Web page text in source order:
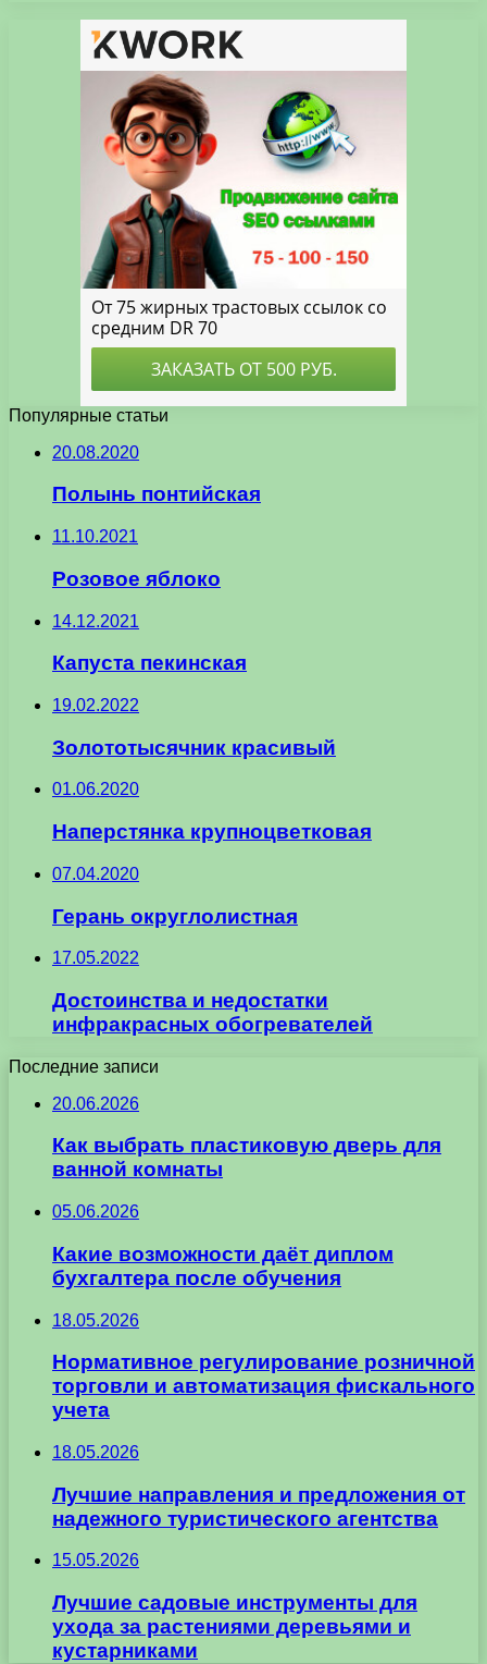
Популярные статьи
20.08.2020
Полынь понтийская
11.10.2021
Розовое яблоко
14.12.2021
Капуста пекинская
19.02.2022
Золототысячник красивый
01.06.2020
Наперстянка крупноцветковая
07.04.2020
Герань округлолистная
17.05.2022
Достоинства и недостатки
инфракрасных обогревателей
Последние записи
20.06.2026
Как выбрать пластиковую дверь для
ванной комнаты
05.06.2026
Какие возможности даёт диплом
бухгалтера после обучения
18.05.2026
Нормативное регулирование розничной
торговли и автоматизация фискального
учета
18.05.2026
Лучшие направления и предложения от
надежного туристического агентства
15.05.2026
Лучшие садовые инструменты для
ухода за растениями деревьями и
кустарниками